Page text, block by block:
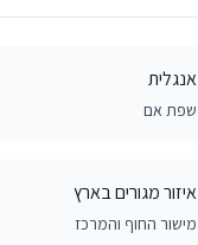
אנגלית
שפת אם
איזור מגורים בארץ
מישור החוף והמרכז